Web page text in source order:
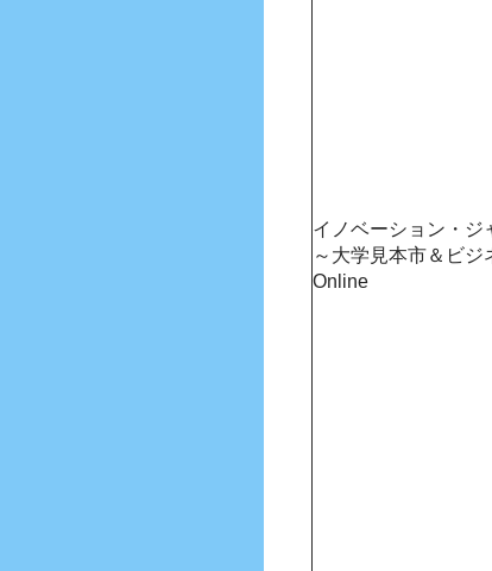
イノベーション・ジ
～大学見本市＆ビジ
Online